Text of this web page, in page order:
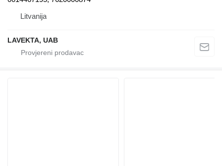
Litvanija
LAVEKTA, UAB